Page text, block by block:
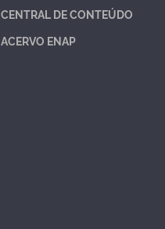
CENTRAL DE CONTEÚDO
ACERVO ENAP